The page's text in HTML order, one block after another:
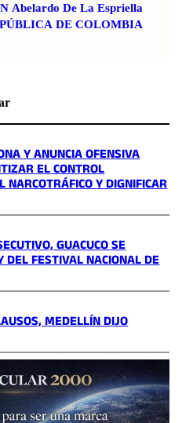
Abelardo De La Espriella
DE COLOMBIA
Y ANUNCIA OFENSIVA
EL CONTROL
Y DIGNIFICAR
GUACUCO SE
DEL FESTIVAL NACIONAL DE
MEDELLÍN DIJO